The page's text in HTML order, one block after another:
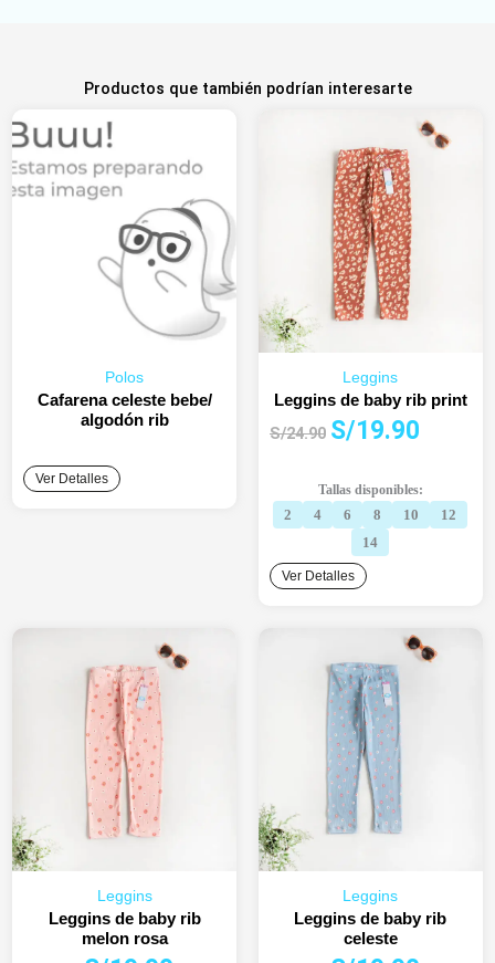
Productos que también podrían interesarte
Polos
Cafarena celeste bebe/
algodón rib
Ver Detalles
Leggins
Leggins de baby rib print
S/24.90
El
era:
S/24.90.
S/19.90
es:
S/19.90.
Tallas disponibles:
2 4 6 8 10
12
14
Ver Detalles
Leggins
Leggins de baby rib
melon rosa
Leggins
Leggins de baby rib
celeste